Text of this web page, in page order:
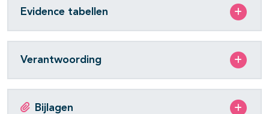
Evidence tabellen
Verantwoording
Bijlagen